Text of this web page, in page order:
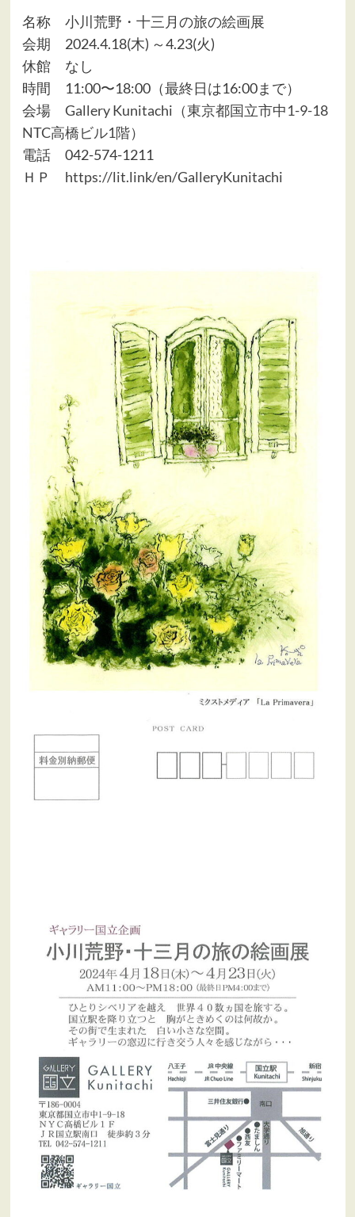
名称 小川荒野・十三月の旅の絵画展
会期 2024.4.18(木) ～4.23(火)
休館 なし
時間 11:00〜18:00（最終日は16:00まで）
会場 Gallery Kunitachi（東京都国立市中1-9-18
NTC高橋ビル1階）
電話 042-574-1211
ＨＰ https://lit.link/en/GalleryKunitachi